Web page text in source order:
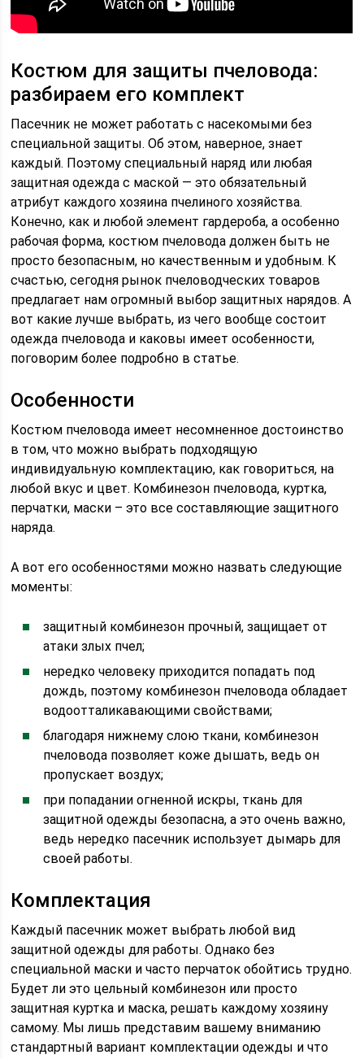
Костюм для защиты пчеловода:
разбираем его комплект
Пасечник не может работать с насекомыми без
специальной защиты. Об этом, наверное, знает
каждый. Поэтому специальный наряд или любая
защитная одежда с маской — это обязательный
атрибут каждого хозяина пчелиного хозяйства.
Конечно, как и любой элемент гардероба, а особенно
рабочая форма, костюм пчеловода должен быть не
просто безопасным, но качественным и удобным. К
счастью, сегодня рынок пчеловодческих товаров
предлагает нам огромный выбор защитных нарядов. А
вот какие лучше выбрать, из чего вообще состоит
одежда пчеловода и каковы имеет особенности,
поговорим более подробно в статье.
Особенности
Костюм пчеловода имеет несомненное достоинство
в том, что можно выбрать подходящую
индивидуальную комплектацию, как говориться, на
любой вкус и цвет. Комбинезон пчеловода, куртка,
перчатки, маски – это все составляющие защитного
наряда.
А вот его особенностями можно назвать следующие
моменты:
защитный комбинезон прочный, защищает от
атаки злых пчел;
нередко человеку приходится попадать под
дождь, поэтому комбинезон пчеловода обладает
водоотталикавающими свойствами;
благодаря нижнему слою ткани, комбинезон
пчеловода позволяет коже дышать, ведь он
пропускает воздух;
при попадании огненной искры, ткань для
защитной одежды безопасна, а это очень важно,
ведь нередко пасечник использует дымарь для
своей работы.
Комплектация
Каждый пасечник может выбрать любой вид
защитной одежды для работы. Однако без
специальной маски и часто перчаток обойтись трудно.
Будет ли это цельный комбинезон или просто
защитная куртка и маска, решать каждому хозяину
самому. Мы лишь представим вашему вниманию
стандартный вариант комплектации одежды и что